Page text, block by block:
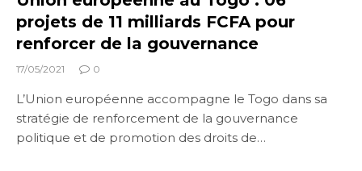
projets de 11 milliards FCFA pour
renforcer de la gouvernance
17/05/2021 0
L’Union européenne accompagne le Togo dans sa
stratégie de renforcement de la gouvernance
politique et de promotion des droits de…